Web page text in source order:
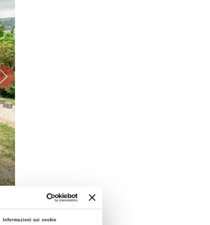
Informazioni sui cookie